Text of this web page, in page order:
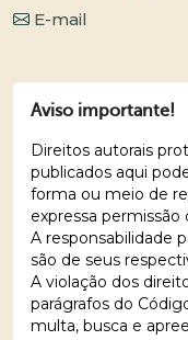
E-mail
Aviso importante!
Direitos autorais
publicados aqui
forma ou meio de
expressa permissão
A responsabilidade
são de seus
A violação dos
parágrafos do
multa, busca e